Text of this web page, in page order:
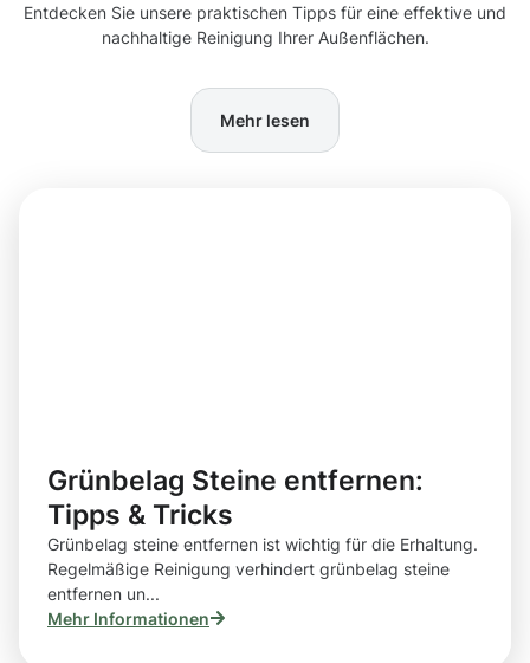
Entdecken Sie unsere praktischen Tipps für eine effektive und
nachhaltige Reinigung Ihrer Außenflächen.
Mehr lesen
Grünbelag Steine entfernen:
Tipps & Tricks
Grünbelag steine entfernen ist wichtig für die Erhaltung.
Regelmäßige Reinigung verhindert grünbelag steine
entfernen un...
Mehr Informationen